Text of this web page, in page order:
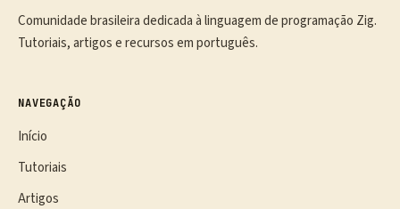
Comunidade brasileira dedicada à linguagem de programação Zig.
Tutoriais, artigos e recursos em português.
NAVEGAÇÃO
Início
Tutoriais
Artigos